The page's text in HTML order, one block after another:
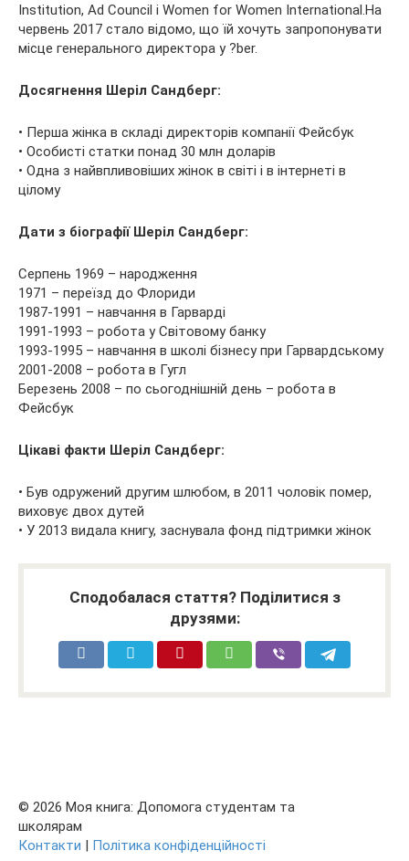
Institution, Ad Council і Women for Women International.На
червень 2017 стало відомо, що їй хочуть запропонувати
місце генерального директора у ?ber.
Досягнення Шеріл Сандберг:
• Перша жінка в складі директорів компанії Фейсбук
• Особисті статки понад 30 млн доларів
• Одна з найвпливовіших жінок в світі і в інтернеті в
цілому
Дати з біографії Шеріл Сандберг:
Серпень 1969 – народження
1971 – переїзд до Флориди
1987-1991 – навчання в Гарварді
1991-1993 – робота у Світовому банку
1993-1995 – навчання в школі бізнесу при Гарвардському
2001-2008 – робота в Гугл
Березень 2008 – по сьогоднішній день – робота в
Фейсбук
Цікаві факти Шеріл Сандберг:
• Був одружений другим шлюбом, в 2011 чоловік помер,
виховує двох дутей
• У 2013 видала книгу, заснувала фонд підтримки жінок
Сподобалася стаття? Поділитися з
друзями:
© 2026 Моя книга: Допомога студентам та
школярам
Контакти | Політика конфіденційності